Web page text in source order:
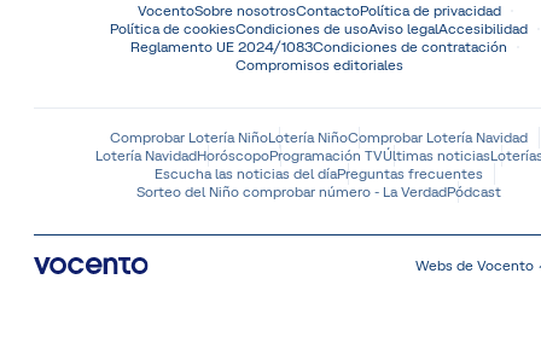
VocentoSobre nosotrosContactoPolítica de privacidad
Política de cookiesCondiciones de usoAviso legalAccesibilidad
Reglamento UE 2024/1083Condiciones de contratación
Compromisos editoriales
Comprobar Lotería NiñoLotería NiñoComprobar Lotería Navidad
Lotería NavidadHoróscopoProgramación TVÚltimas noticias
Escucha las noticias del díaPreguntas frecuentes
Sorteo del Niño comprobar número - La VerdadPódcast
Webs de Vocento